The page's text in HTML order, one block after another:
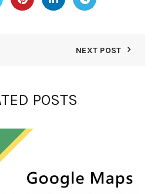
NEXT POST
POSTS